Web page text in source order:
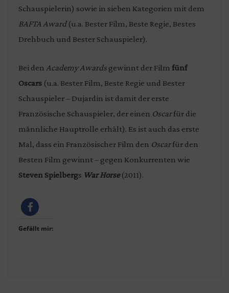
Schauspielerin) sowie in sieben Kategorien mit dem
BAFTA Award(u.a. Bester Film, Beste Regie, Bestes
Drehbuch und Bester Schauspieler).
Bei den Academy Awards gewinnt der Film fünf
Oscars (u.a. Bester Film, Beste Regie und Bester
Schauspieler – Dujardin ist damit der erste
Französische Schauspieler, der einen Oscarfür die
männliche Hauptrolle erhält). Es ist auch das erste
Mal, dass ein Französischer Film den Oscarfür den
Besten Film gewinnt – gegen Konkurrenten wie
Steven Spielbergs War Horse (2011).
Gefällt mir: